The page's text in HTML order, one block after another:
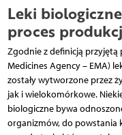
Leki
proces
Zgodnie z definicją przyjętą
Medicines Agency – EMA)
zostały wytworzone przez
jak i wielokomórkowe.
biologiczne bywa
organizmów, do